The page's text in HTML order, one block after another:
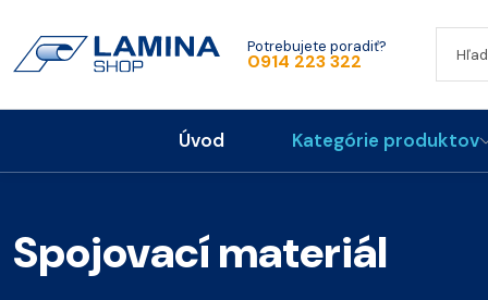
Potrebujete poradiť?
0914 223 322
Úvod Kategórie produktov
Spojovací materiál